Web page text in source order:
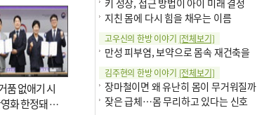
품 없애기 시
화 한정돼 실
키 성장, 접근 방법이 아이 미래 결정
지친 몸에 다시 힘을 채우는 이름
고우신의 한방 이야기 [전체보기]
만성 피부염, 보약으로 몸속 재건축을
김주현의 한방 이야기 [전체보기]
장마철이면 왜 유난히 몸이 무거워질까
잦은 급체…몸 무리하고 있다는 신호